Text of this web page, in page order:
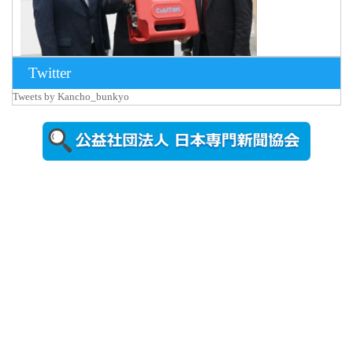
2026年8月5日
更新
農工大で大
Twitter
Tweets by Kancho_bunkyo